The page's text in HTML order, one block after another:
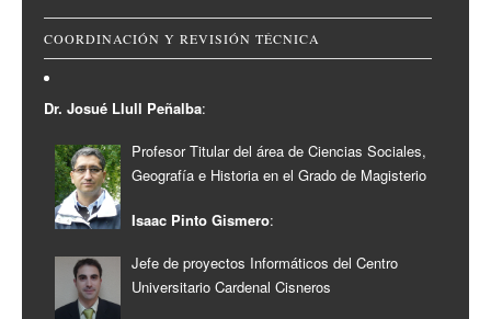
COORDINACIÓN Y REVISIÓN TÉCNICA
Dr. Josué Llull Peñalba:
Profesor Titular del área de Ciencias Sociales,
Geografía e Historia en el Grado de Magisterio
Isaac Pinto Gismero:
Jefe de proyectos Informáticos del Centro
Universitario Cardenal Cisneros